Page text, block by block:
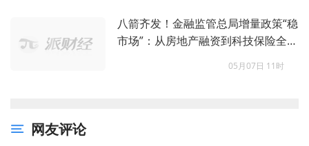
八箭齐发！金融监管总局增量政策“稳
市场”：从房地产融资到科技保险全覆
05月07日 11时
网友评论